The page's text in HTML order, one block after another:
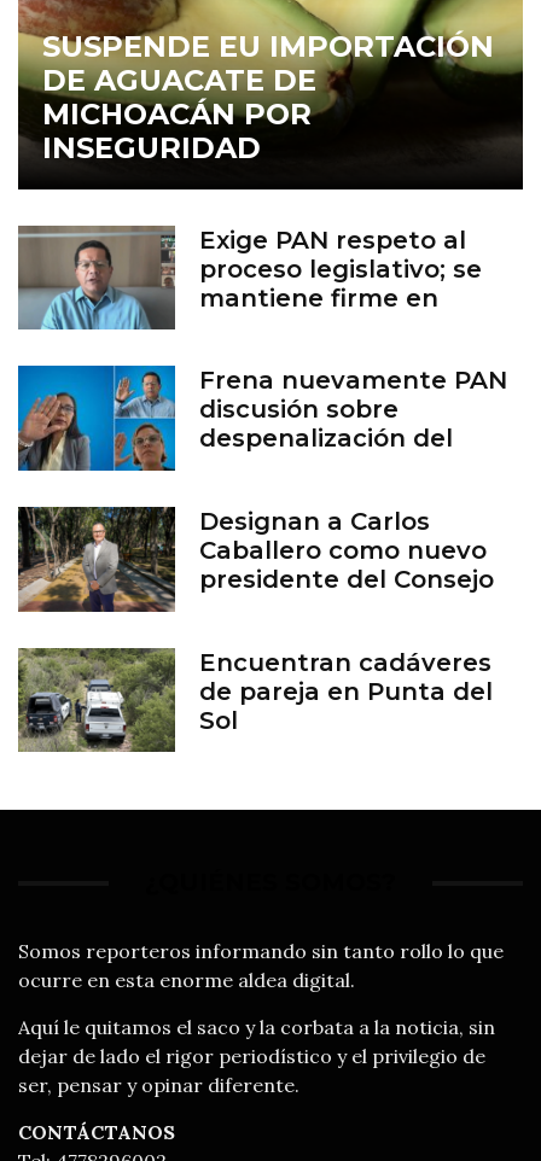
SUSPENDE EU IMPORTACIÓN
DE AGUACATE DE
MICHOACÁN POR
INSEGURIDAD
Exige PAN respeto al
proceso legislativo; se
mantiene firme en
Frena nuevamente PAN
discusión sobre
despenalización del
Designan a Carlos
Caballero como nuevo
presidente del Consejo
Encuentran cadáveres
de pareja en Punta del
Sol
Somos reporteros informando sin tanto rollo lo que
ocurre en esta enorme aldea digital.
Aquí le quitamos el saco y la corbata a la noticia, sin
dejar de lado el rigor periodístico y el privilegio de
ser, pensar y opinar diferente.
CONTÁCTANOS